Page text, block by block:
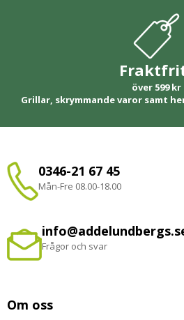
över 599 kr
Grillar, skrymmande varor samt
0346-21 67 45
Mån-Fre 08.00-18.00
Frågor och svar
Om oss